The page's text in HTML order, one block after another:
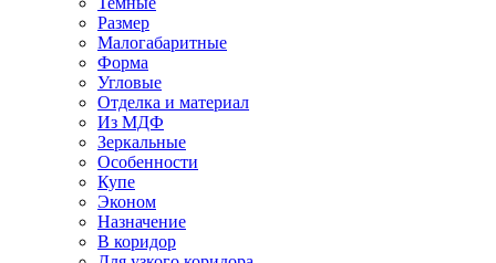
Размер
Малогабаритные
Форма
Угловые
Отделка и материал
Из МДФ
Зеркальные
Особенности
Купе
Эконом
Назначение
В коридор